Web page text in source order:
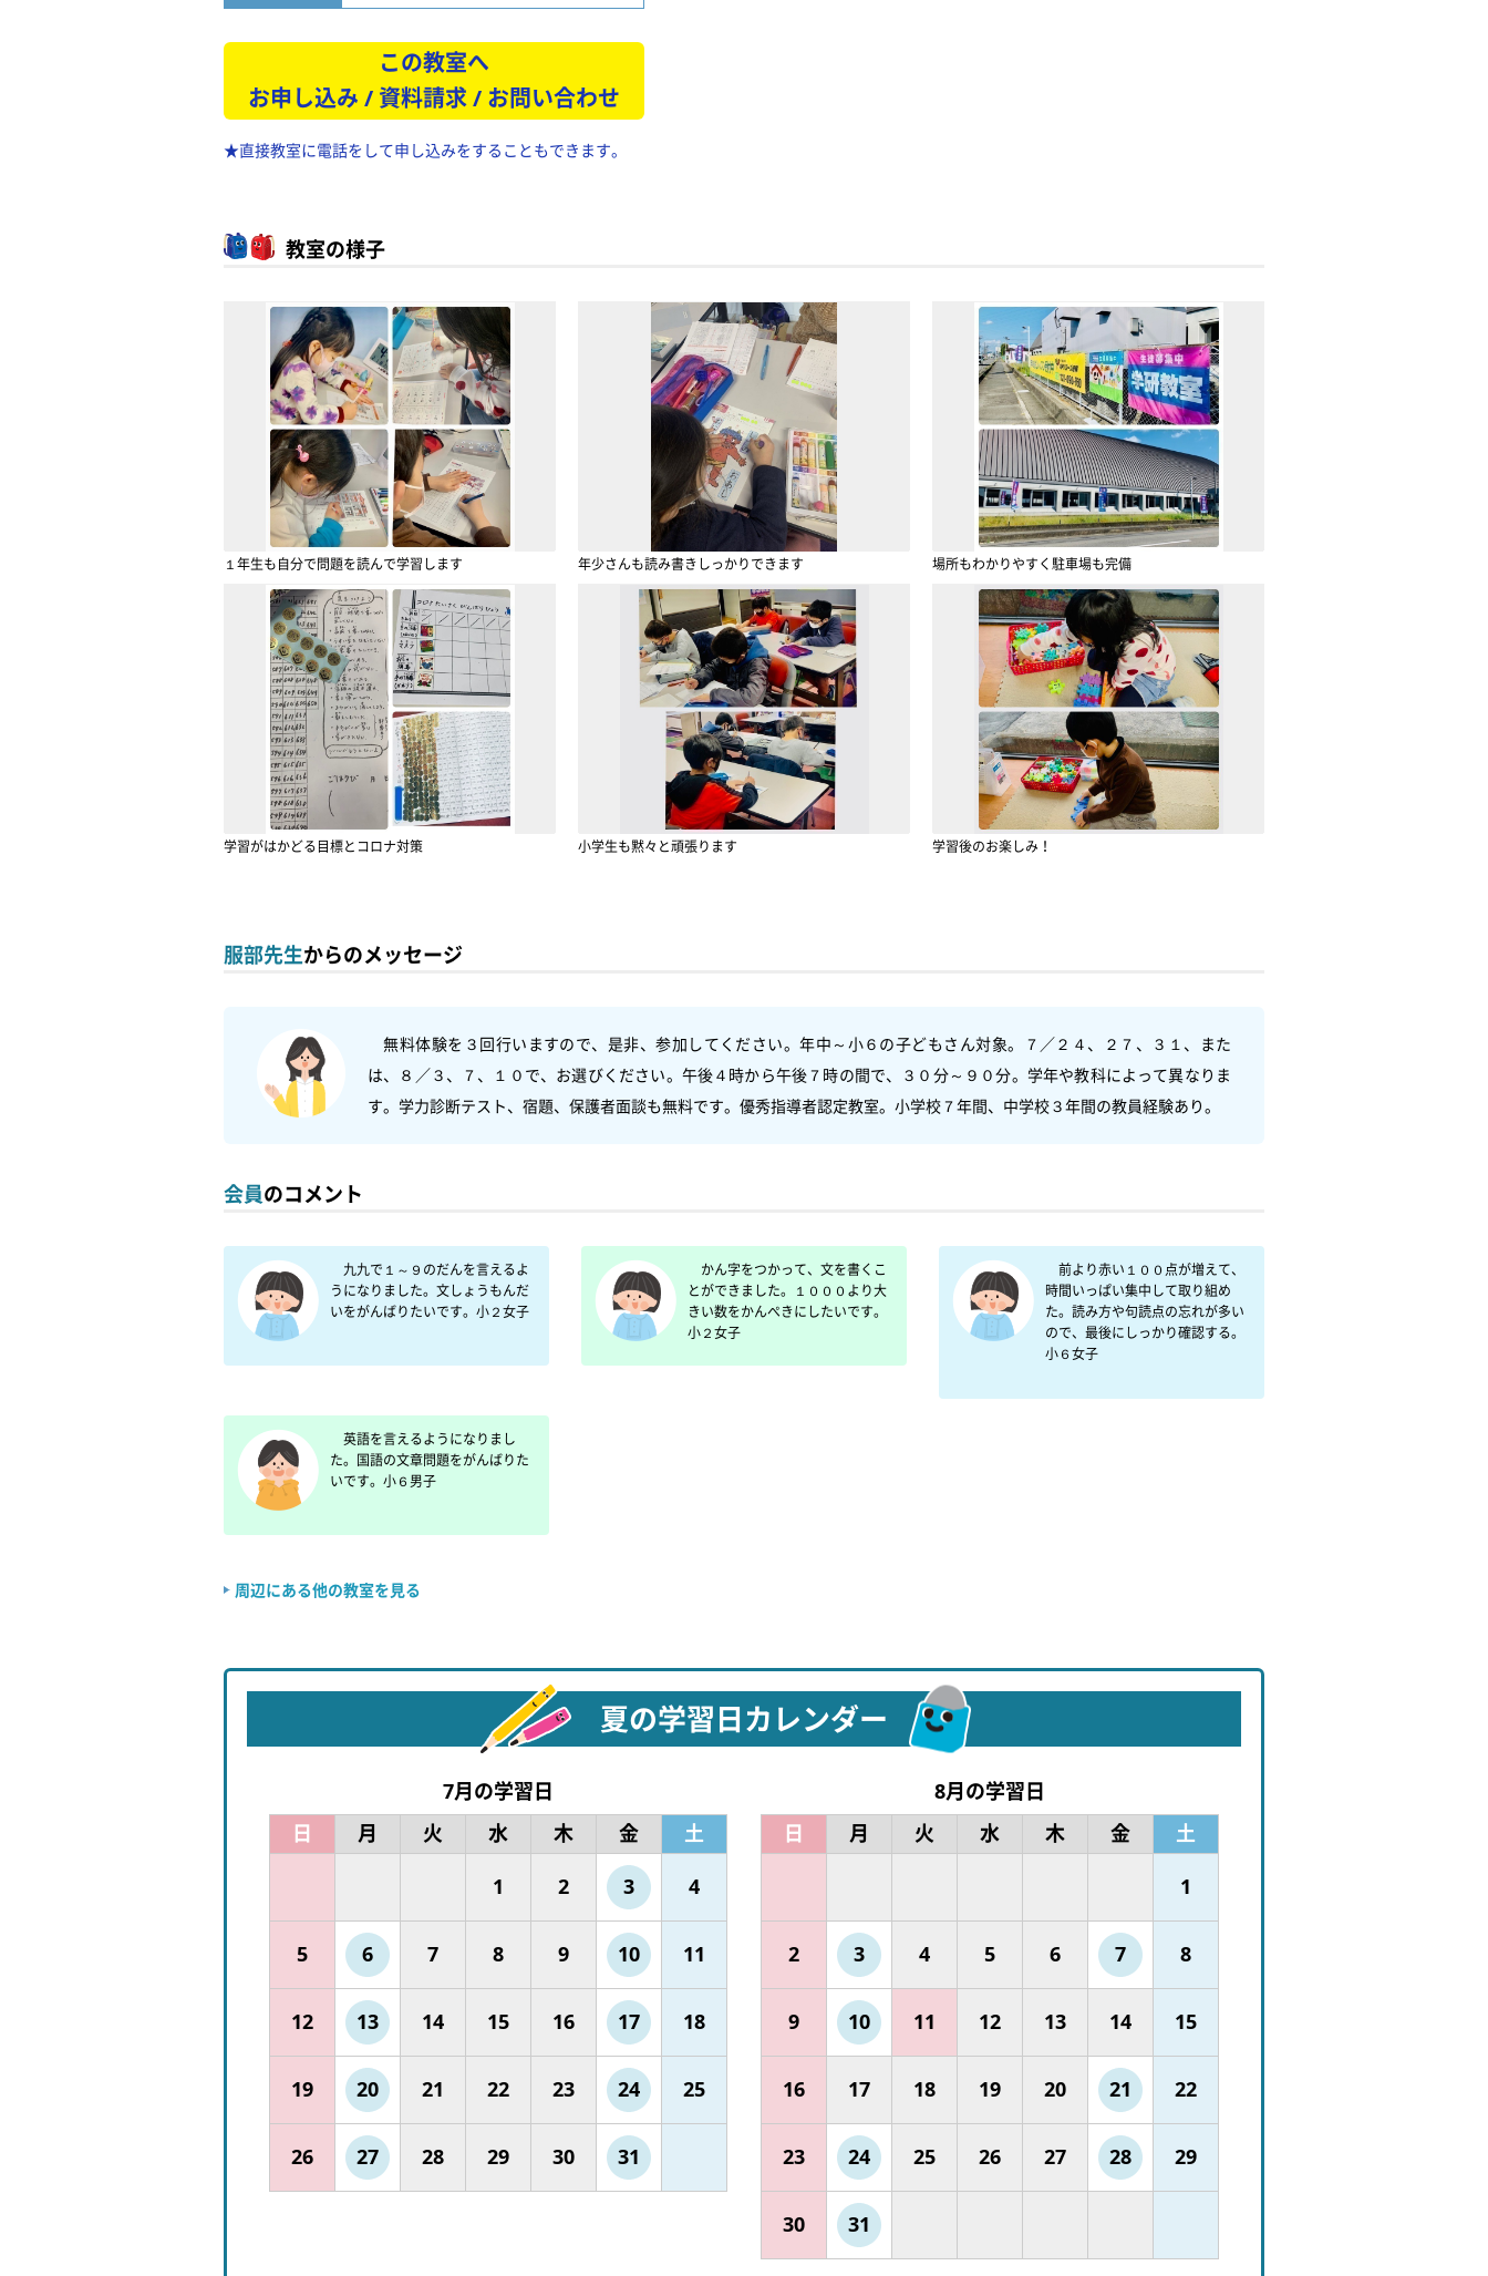
この教室へ
お申し込み / 資料請求 / お問い合わせ
★直接教室に電話をして申し込みをすることもできます。
教室の様子
１年生も自分で問題を読んで学習します 年少さんも読み書きしっかりできます 場所もわかりやすく駐車場も完備
学習がはかどる目標とコロナ対策 小学生も黙々と頑張ります 学習後のお楽しみ！
服部先生からのメッセージ
無料体験を３回行いますので、是非、参加してください。年中～小６の子どもさん対象。７／２４、２７、３１、また
は、８／３、７、１０で、お選びください。午後４時から午後７時の間で、３０分～９０分。学年や教科によって異なりま
す。学力診断テスト、宿題、保護者面談も無料です。優秀指導者認定教室。小学校７年間、中学校３年間の教員経験あり。
会員のコメント
九九で１～９のだんを言えるよ
うになりました。文しょうもんだ
いをがんばりたいです。小２女子
かん字をつかって、文を書くこ
とができました。１０００より大
きい数をかんぺきにしたいです。
小２女子
前より赤い１００点が増えて、
時間いっぱい集中して取り組め
た。読み方や句読点の忘れが多い
ので、最後にしっかり確認する。
小６女子
英語を言えるようになりまし
た。国語の文章問題をがんばりた
いです。小６男子
周辺にある他の教室を見る
夏の学習日カレンダー
7月の学習日
日
月 火 水 木 金
土
1
2 3 4
5 6 7 8 9 10 11
12 13 14 15 16 17 18
19 20 21 22 23 24 25
26 27 28 29 30 31
8月の学習日
日
月 火 水 木 金
土
1
2 3 4 5 6 7 8
9 10 11 12 13 14 15
16 17 18 19 20 21 22
23 24 25 26 27 28 29
30 31